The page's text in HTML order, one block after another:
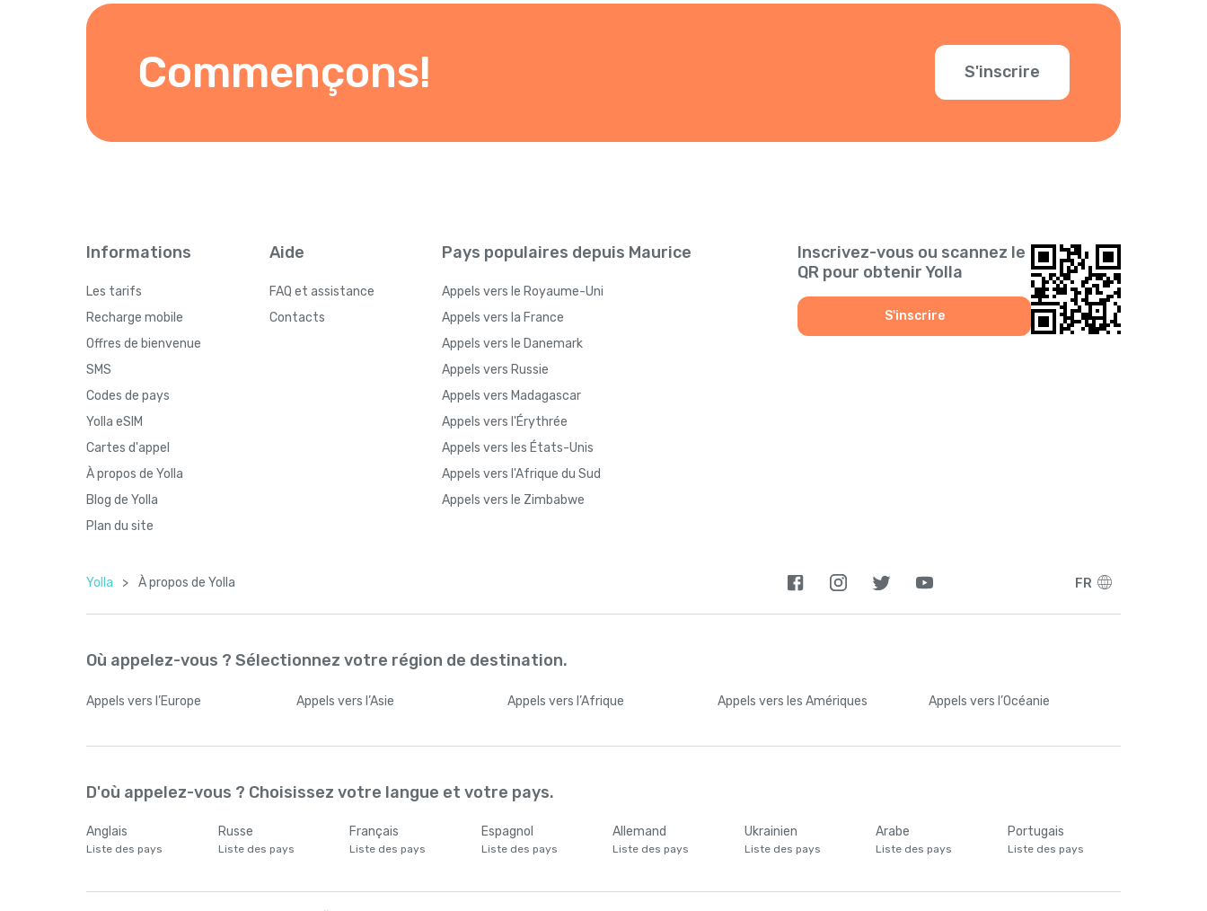
Commençons! S'inscrire
Informations
Les tarifs
Recharge mobile
Offres de bienvenue
SMS
Codes de pays
Yolla eSIM
Cartes d'appel
À propos de Yolla
Blog de Yolla
Plan du site
Aide
FAQ et assistance
Contacts
Pays populaires depuis Maurice
Appels vers le Royaume-Uni
Appels vers la France
Appels vers le Danemark
Appels vers Russie
Appels vers Madagascar
Appels vers l'Érythrée
Appels vers les États-Unis
Appels vers l'Afrique du Sud
Appels vers le Zimbabwe
Inscrivez-vous ou scannez le
QR pour obtenir Yolla
S'inscrire
Yolla > À propos de Yolla FR
Où appelez-vous ? Sélectionnez votre région de destination.
Appels vers l’Europe Appels vers l’Asie Appels vers l’Afrique Appels vers les Amériques Appels vers l’Océanie
D'où appelez-vous ? Choisissez votre langue et votre pays.
Anglais
Liste des pays
Russe
Liste des pays
Français
Liste des pays
Espagnol
Liste des pays
Allemand
Liste des pays
Ukrainien
Liste des pays
Arabe
Liste des pays
Portugais
Liste des pays